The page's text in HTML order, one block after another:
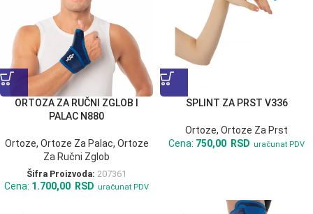
ORTOZA ZA RUČNI ZGLOB I
PALAC N880
Ortoze, Ortoze Za Palac, Ortoze
Za Ručni Zglob
Šifra Proizvoda: 207361
Cena: 1.700,00 RSD uračunat PDV
SPLINT ZA PRST V336
Ortoze, Ortoze Za Prst
Cena: 750,00 RSD uračunat PDV